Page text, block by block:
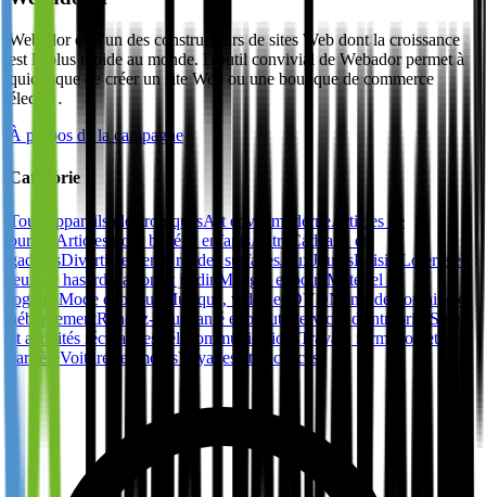
Webador est l'un des constructeurs de sites Web dont la croissance
est la plus rapide au monde. L'outil convivial de Webador permet à
quiconque de créer un site Web ou une boutique de commerce
électr…
À propos de la campagne
Catégorie
Tous Appareils électroniquesArt et vie moderneArticles de
bureau
Articles pour bébé et enfantsAutre
Cadeaux et
gadgetsDivertissement Grandes surfacesJeux JouetsLoisirs
Loterie et
jeux de hasard Maison et jardin Manger et boire Matériel et
logiciel Mode et bijoux Musique, vidéo et DVDNoms de domaine et
hébergementRendez-vous Santé et beauté Services d'entreprise Sports
et activités récréatives
TélécommunicationsTravail, formation et
carrièreVoitures et motosVoyages et vacances